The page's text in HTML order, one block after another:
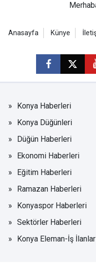
Anasayfa Künye
Konya Haberleri
Konya Düğünleri
Düğün Haberleri
Ekonomi Haberleri
Eğitim Haberleri
Ramazan Haberleri
Konyaspor Haberleri
Sektörler Haberleri
Konya Eleman-İş